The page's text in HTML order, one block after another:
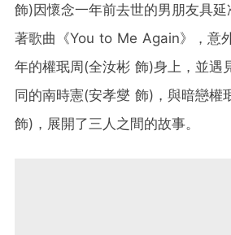
飾)因懷念一年前去世的男朋友具
著歌曲《You to Me Again》，意
年的權珉周(全汝彬 飾)身上，並遇
同的南時憲(安孝燮 飾)，與暗戀權
飾)，展開了三人之間的故事。